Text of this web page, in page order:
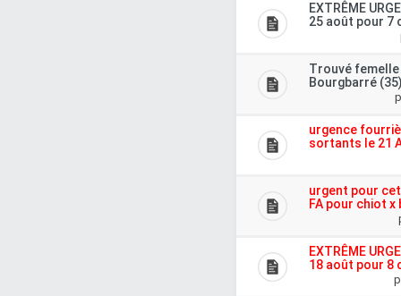
EXTRÊME
25 août pour 7
Trouvé
Bourgbarré
urgence
sortants le 21
urgent pour
FA pour chiot
EXTRÊME
18 août pour 8